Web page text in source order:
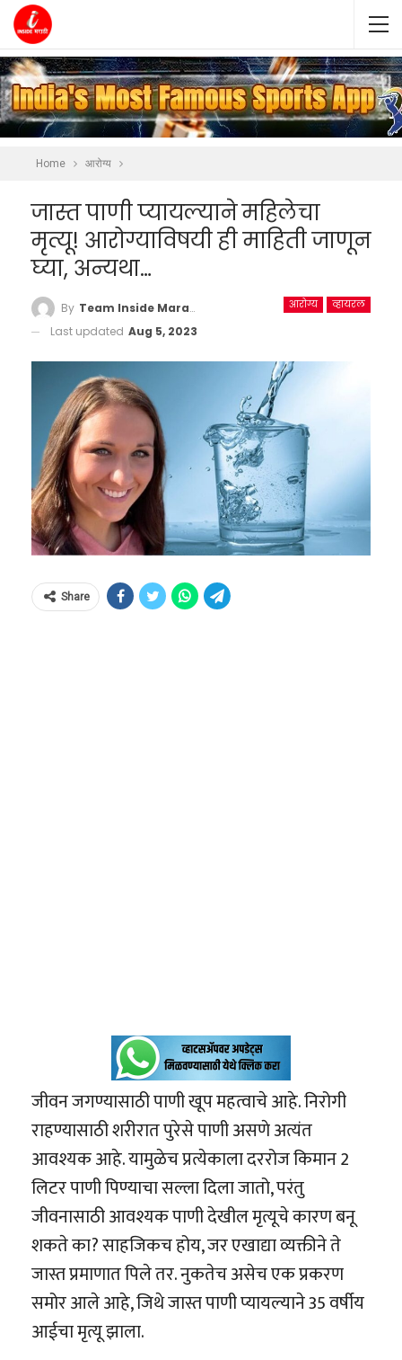
Home आरोग्य
जास्त पाणी प्यायल्याने महिलेचा
मृत्यू! आरोग्याविषयी ही माहिती जाणून
घ्या, अन्यथा…
आरोग्य व्हायरल
By Team Inside Marathi
Last updated Aug 5, 2023
Share
जीवन जगण्यासाठी पाणी खूप महत्वाचे आहे. निरोगी
राहण्यासाठी शरीरात पुरेसे पाणी असणे अत्यंत
आवश्यक आहे. यामुळेच प्रत्येकाला दररोज किमान 2
लिटर पाणी पिण्याचा सल्ला दिला जातो, परंतु
जीवनासाठी आवश्यक पाणी देखील मृत्यूचे कारण बनू
शकते का? साहजिकच होय, जर एखाद्या व्यक्तीने ते
जास्त प्रमाणात पिले तर. नुकतेच असेच एक प्रकरण
समोर आले आहे, जिथे जास्त पाणी प्यायल्याने 35 वर्षीय
आईचा मृत्यू झाला.